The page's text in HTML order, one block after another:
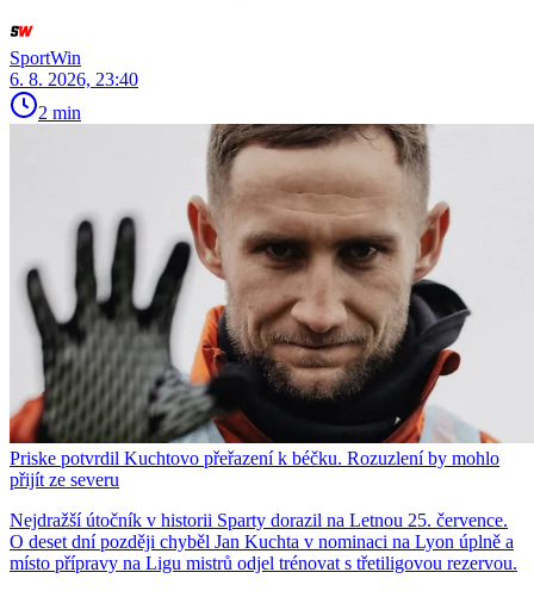
SportWin
6. 8. 2026, 23:40
2 min
Priske potvrdil Kuchtovo přeřazení k béčku. Rozuzlení by mohlo
přijít ze severu
Nejdražší útočník v historii Sparty dorazil na Letnou 25. července.
O deset dní později chyběl Jan Kuchta v nominaci na Lyon úplně a
místo přípravy na Ligu mistrů odjel trénovat s třetiligovou rezervou.